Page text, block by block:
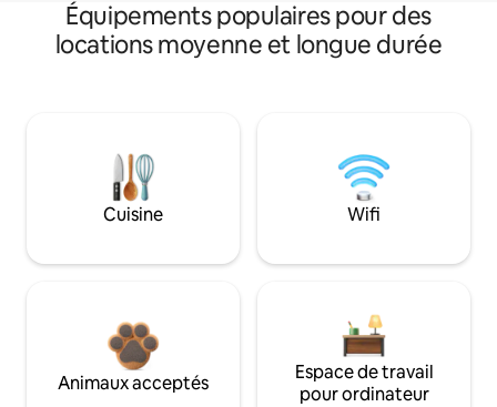
Équipements populaires pour des
locations moyenne et longue durée
Cuisine Wifi
Animaux acceptés
Espace de travail
pour ordinateur